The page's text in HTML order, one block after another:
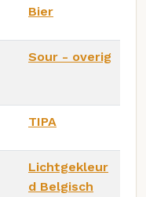
Bier
Sour - overig
TIPA
Lichtgekleur
d Belgisch